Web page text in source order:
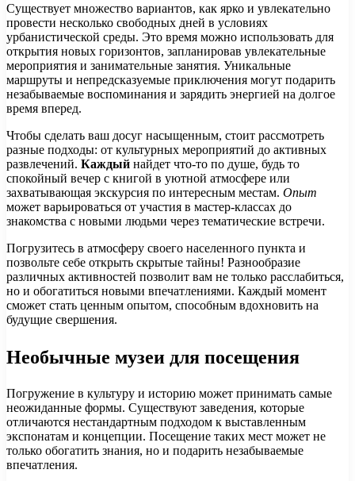
Существует множество вариантов, как ярко и увлекательно
провести несколько свободных дней в условиях
урбанистической среды. Это время можно использовать для
открытия новых горизонтов, запланировав увлекательные
мероприятия и занимательные занятия. Уникальные
маршруты и непредсказуемые приключения могут подарить
незабываемые воспоминания и зарядить энергией на долгое
время вперед.
Чтобы сделать ваш досуг насыщенным, стоит рассмотреть
разные подходы: от культурных мероприятий до активных
развлечений. Каждый найдет что-то по душе, будь то
спокойный вечер с книгой в уютной атмосфере или
захватывающая экскурсия по интересным местам. Опыт
может варьироваться от участия в мастер-классах до
знакомства с новыми людьми через тематические встречи.
Погрузитесь в атмосферу своего населенного пункта и
позвольте себе открыть скрытые тайны! Разнообразие
различных активностей позволит вам не только расслабиться,
но и обогатиться новыми впечатлениями. Каждый момент
сможет стать ценным опытом, способным вдохновить на
будущие свершения.
Необычные музеи для посещения
Погружение в культуру и историю может принимать самые
неожиданные формы. Существуют заведения, которые
отличаются нестандартным подходом к выставленным
экспонатам и концепции. Посещение таких мест может не
только обогатить знания, но и подарить незабываемые
впечатления.